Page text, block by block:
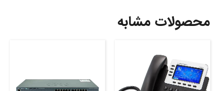
محصولات مشابه